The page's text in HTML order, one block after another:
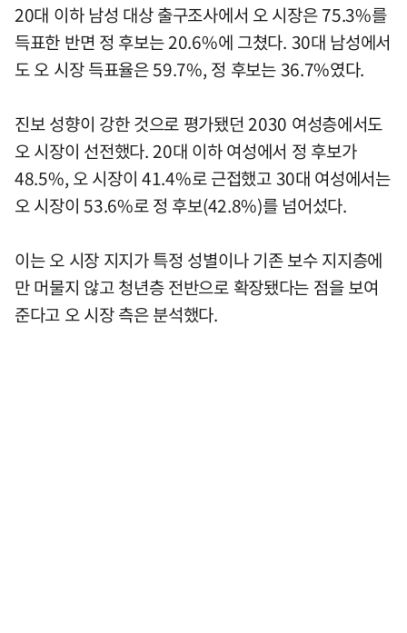
20대 이하 남성 대상 출구조사에서 오 시장은 75.3%를
득표한 반면 정 후보는 20.6%에 그쳤다. 30대 남성에서
도 오 시장 득표율은 59.7%, 정 후보는 36.7%였다.
진보 성향이 강한 것으로 평가됐던 2030 여성층에서도
오 시장이 선전했다. 20대 이하 여성에서 정 후보가
48.5%, 오 시장이 41.4%로 근접했고 30대 여성에서는
오 시장이 53.6%로 정 후보(42.8%)를 넘어섰다.
이는 오 시장 지지가 특정 성별이나 기존 보수 지지층에
만 머물지 않고 청년층 전반으로 확장됐다는 점을 보여
준다고 오 시장 측은 분석했다.